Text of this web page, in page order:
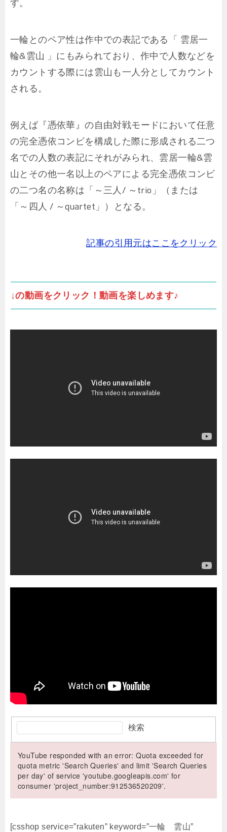
一輪とのペア性は作中での表記である「 雲居一
輪&雲山 」にもみられており、作中で人数などを
カウントする際には雲山も一人分としてカウント
される。
例えば『憑依華』の自由対戦モードにおいて任意
の完全憑依コンビを構成した際に形成される二つ
名での人数の表記にそれがみられ、雲居一輪&雲
山とその他一名以上のペアによる完全憑依コンビ
の二つ名の名称は「～三人/ ～trio」（または
「～四人 / ～quartet」）となる。
記事の引用元はここをクリック
↓の動画をクリック！動画を楽しめます♪
検索
YouTube responded with an error: Quota exceeded for
quota metric 'Search Queries' and limit 'Search Queries
per day' of service 'youtube.googleapis.com' for
consumer 'project_number:912536520209'.
[csshop service=”rakuten” keyword=”一輪 雲山”